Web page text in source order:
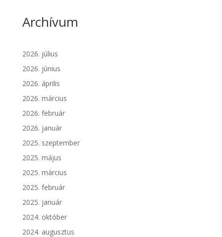
Archívum
2026. július
2026. június
2026. április
2026. március
2026. február
2026. január
2025. szeptember
2025. május
2025. március
2025. február
2025. január
2024. október
2024. augusztus